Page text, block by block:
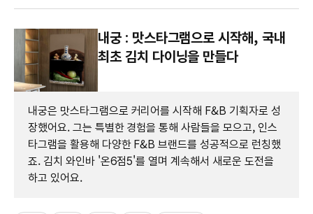
내궁 : 맛스타그램으로 시작해, 국내
최초 김치 다이닝을 만들다
내궁은 맛스타그램으로 커리어를 시작해 F&B 기획자로 성
장했어요. 그는 특별한 경험을 통해 사람들을 모으고, 인스
타그램을 활용해 다양한 F&B 브랜드를 성공적으로 런칭했
죠. 김치 와인바 '온6점5'를 열며 계속해서 새로운 도전을
하고 있어요.